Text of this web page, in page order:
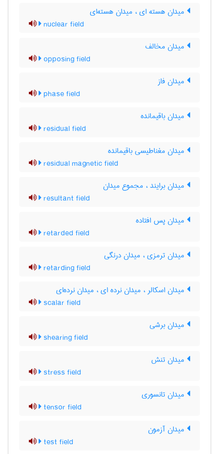
میدان هسته ای ، میدان هسته‌ای
nuclear field
میدان مخالف
opposing field
میدان فاز
phase field
میدان باقیمانده
residual field
میدان مغناطیسی باقیمانده
residual magnetic field
میدان برایند ، مجموع میدان
resultant field
میدان پس افتاده
retarded field
میدان ترمزی ، میدان درنگی
retarding field
میدان اسکالر ، میدان نرده ای ، میدان نرده‌ای
scalar field
میدان برشی
shearing field
میدان تنش
stress field
میدان تانسوری
tensor field
میدان آزمون
test field